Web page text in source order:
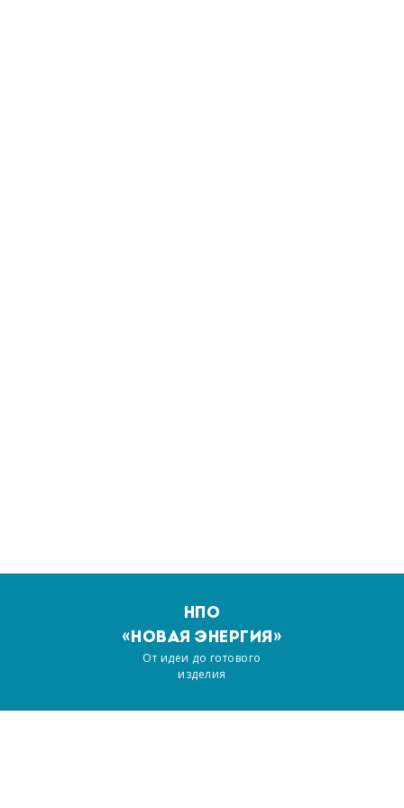
НПО
«НОВАЯ ЭНЕРГИЯ»
От идеи до готового
изделия